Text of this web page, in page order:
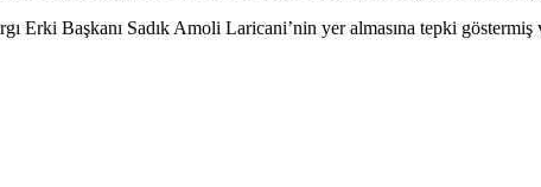
Erki Başkanı Sadık Amoli Laricani’nin yer almasına tepki göstermiş